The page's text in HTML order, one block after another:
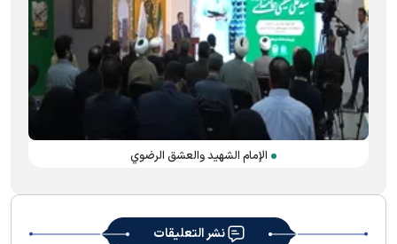
الإمام الشهید والعشق الرضوي
نشر التعليقات